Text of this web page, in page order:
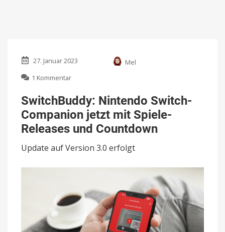
27. Januar 2023
Mel
1 Kommentar
Nintendo
Switch-
Companion
jetzt
mit
Spiele-
SwitchBuddy: Nintendo Switch-
Companion jetzt mit Spiele-
Releases und Countdown
Update auf Version 3.0 erfolgt